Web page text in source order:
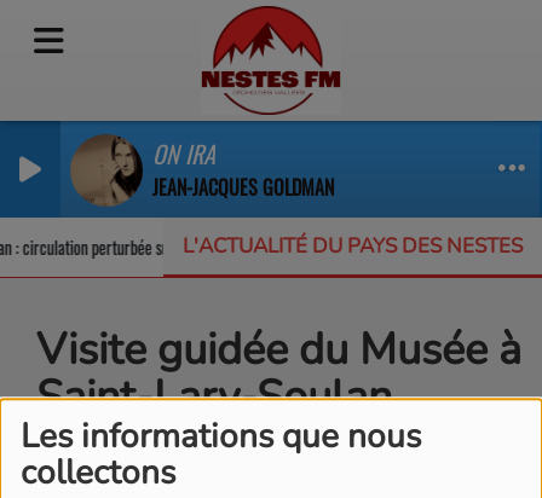
Les informations que nous
collectons
ON IRA
JEAN-JACQUES GOLDMAN
L'ACTUALITÉ DU PAYS DES NESTES
: circulation perturbée sur la RD123 Un appel à projets pour protéger la
Visite guidée du Musée à
Saint-Lary-Soulan